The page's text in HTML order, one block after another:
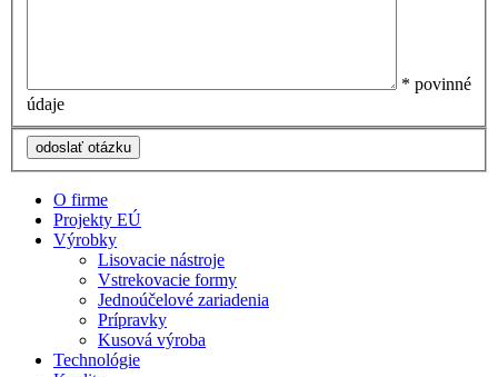
* povinné
údaje
O firme
Projekty EÚ
Výrobky
Lisovacie nástroje
Vstrekovacie formy
Jednoúčelové zariadenia
Prípravky
Kusová výroba
Technológie